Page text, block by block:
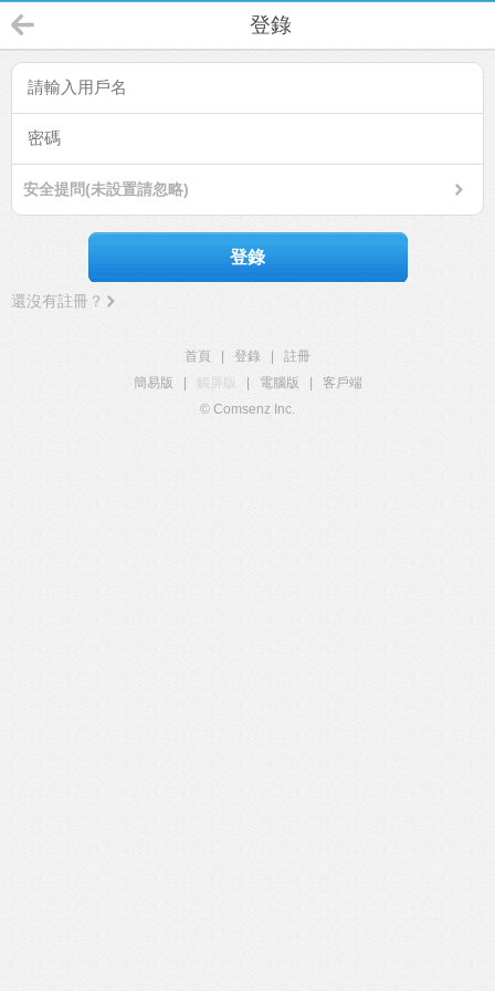
登錄
安全提問(未設置請忽略)
登錄
還沒有註冊？
首頁 登錄
註冊
簡易版
觸屏版 電腦版
客戶端
© Comsenz Inc.